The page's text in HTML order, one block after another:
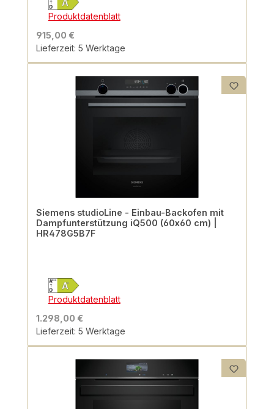
Produktdatenblatt
915,00 €
Lieferzeit: 5 Werktage
Siemens studioLine - Einbau-Backofen mit
Dampfunterstützung iQ500 (60x60 cm) |
HR478G5B7F
Produktdatenblatt
1.298,00 €
Lieferzeit: 5 Werktage